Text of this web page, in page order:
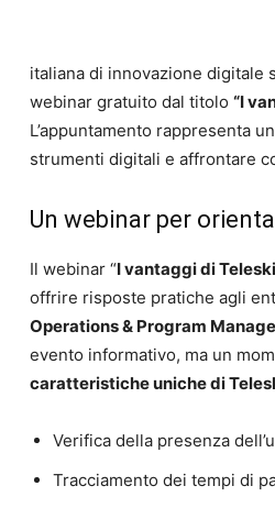
italiana di innovazione digitale
webinar gratuito dal titolo “I
L’appuntamento rappresenta
strumenti digitali e affrontare
Un webinar per
Il webinar “I vantaggi di
offrire risposte pratiche agli
Operations & Program
evento informativo, ma un
caratteristiche uniche di
Verifica della presenza
Tracciamento dei tempi di